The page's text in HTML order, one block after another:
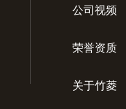
公司视频
荣誉资质
关于竹菱